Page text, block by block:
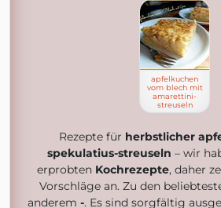
apfelkuchen
vom blech mit
amarettini-
streuseln
Rezepte für herbstlicher
spekulatius-streuseln – wir
erprobten Kochrezepte, daher
Vorschläge an. Zu den
anderem -. Es sind sorgfältig